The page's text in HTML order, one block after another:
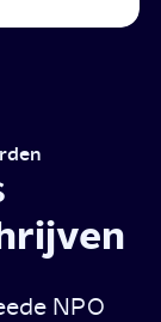
NPO